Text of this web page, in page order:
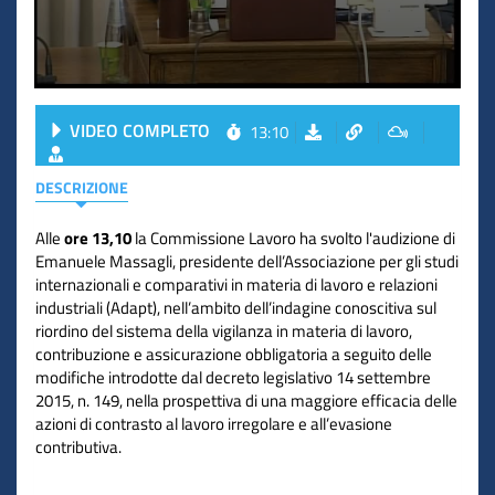
VIDEO COMPLETO 13:10
DESCRIZIONE
Alleore 13,10la Commissione Lavoro ha svolto l'audizione di
Emanuele Massagli, presidente dell’Associazione per gli studi
internazionali e comparativi in materia di lavoro e relazioni
industriali (Adapt), nell’ambito dell’indagine conoscitiva sul
riordino del sistema della vigilanza in materia di lavoro,
contribuzione e assicurazione obbligatoria a seguito delle
modifiche introdotte dal decreto legislativo 14 settembre
2015, n. 149, nella prospettiva di una maggiore efficacia delle
azioni di contrasto al lavoro irregolare e all’evasione
contributiva.